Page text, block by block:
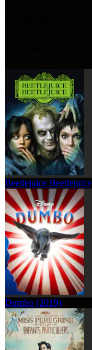
Beetlejuice Beetlejuice
Dumbo (2019)